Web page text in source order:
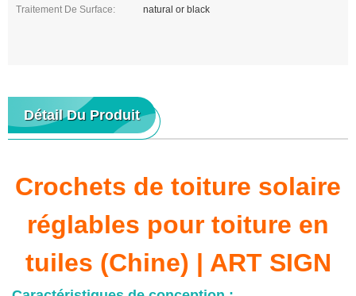
Traitement De Surface: natural or black
Détail Du Produit
Crochets de toiture solaire
réglables pour toiture en
tuiles (Chine) | ART SIGN